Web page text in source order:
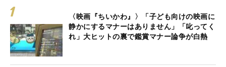
〈映画『ちいかわ』〉「子ども向けの映画に
静かにするマナーはありません」「叱ってく
れ」大ヒットの裏で鑑賞マナー論争が白熱